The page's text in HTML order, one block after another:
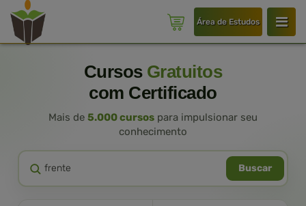
Área de Estudos
Cursos Gratuitos
com Certificado
Mais de 5.000 cursos para impulsionar seu
conhecimento
Buscar